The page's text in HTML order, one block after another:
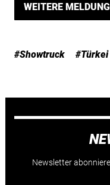
WEITERE
#Showtruck #Türkei
Newsletter